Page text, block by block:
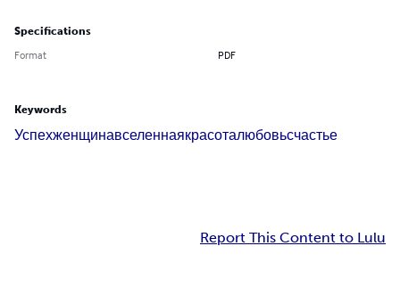
Specifications
Format PDF
Keywords
Успехженщинавселеннаякрасоталюбовьсчастье
Report This Content to Lulu